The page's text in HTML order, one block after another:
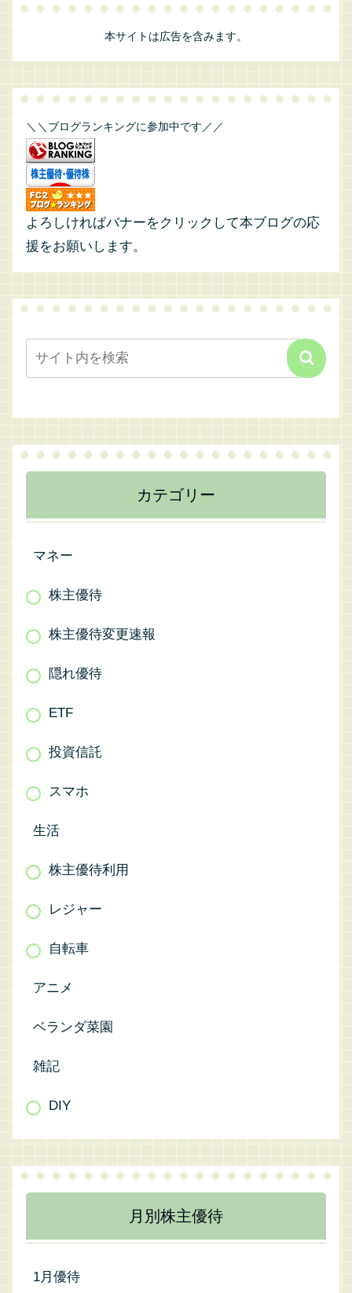
本サイトは広告を含みます。
＼＼ブログランキングに参加中です／／
よろしければバナーをクリックして本ブログの応
援をお願いします。
カテゴリー
マネー
株主優待
株主優待変更速報
隠れ優待
ETF
投資信託
スマホ
生活
株主優待利用
レジャー
自転車
アニメ
ベランダ菜園
雑記
DIY
月別株主優待
1月優待